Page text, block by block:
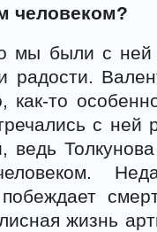
человеком?
мы были с
радости.
как-то
с ней
ведь
жизнь